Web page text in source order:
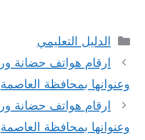
التصنيفات
الدليل التعليمي
ارقام هواتف حضانة
وعنوانها بمحافظة العاصمة
ارقام هواتف حضانة
وعنوانها بمحافظة العاصمة